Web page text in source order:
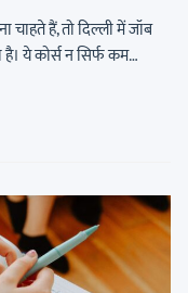
चाहते हैं, तो दिल्ली में जॉब
ये कोर्स न सिर्फ कम…